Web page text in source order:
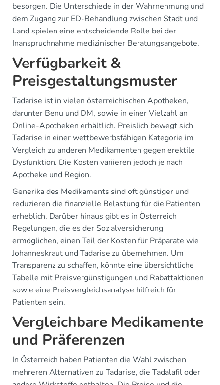
besorgen. Die Unterschiede in der Wahrnehmung und
dem Zugang zur ED-Behandlung zwischen Stadt und
Land spielen eine entscheidende Rolle bei der
Inanspruchnahme medizinischer Beratungsangebote.
Verfügbarkeit &
Preisgestaltungsmuster
Tadarise ist in vielen österreichischen Apotheken,
darunter Benu und DM, sowie in einer Vielzahl an
Online-Apotheken erhältlich. Preislich bewegt sich
Tadarise in einer wettbewerbsfähigen Kategorie im
Vergleich zu anderen Medikamenten gegen erektile
Dysfunktion. Die Kosten variieren jedoch je nach
Apotheke und Region.
Generika des Medikaments sind oft günstiger und
reduzieren die finanzielle Belastung für die Patienten
erheblich. Darüber hinaus gibt es in Österreich
Regelungen, die es der Sozialversicherung
ermöglichen, einen Teil der Kosten für Präparate wie
Johanneskraut und Tadarise zu übernehmen. Um
Transparenz zu schaffen, könnte eine übersichtliche
Tabelle mit Preisvergünstigungen und Rabattaktionen
sowie eine Preisvergleichsanalyse hilfreich für
Patienten sein.
Vergleichbare Medikamente
und Präferenzen
In Österreich haben Patienten die Wahl zwischen
mehreren Alternativen zu Tadarise, die Tadalafil oder